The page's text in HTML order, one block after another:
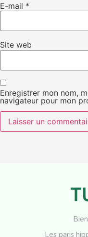
E-mail *
Site web
Enregistrer mon nom,
navigateur pour mon
Les paris